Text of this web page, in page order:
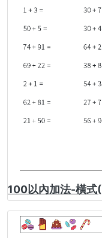
100以內加法-橫式